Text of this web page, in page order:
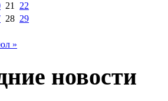
»
21
22
28 29
новости